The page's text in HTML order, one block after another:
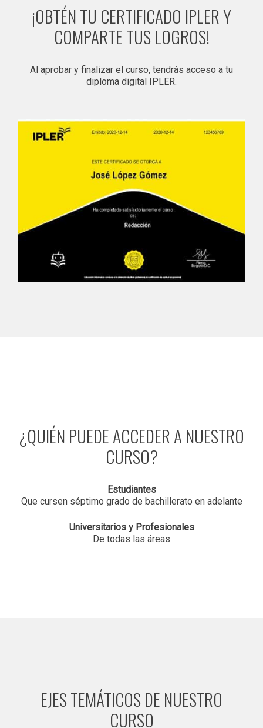
¡OBTÉN TU CERTIFICADO IPLER Y
COMPARTE TUS LOGROS!
Al aprobar y finalizar el curso, tendrás acceso a tu
diploma digital IPLER.
¿QUIÉN PUEDE ACCEDER A NUESTRO
CURSO?
Estudiantes
Que cursen séptimo grado de bachillerato en adelante
Universitarios y Profesionales
De todas las áreas
EJES TEMÁTICOS DE NUESTRO
CURSO